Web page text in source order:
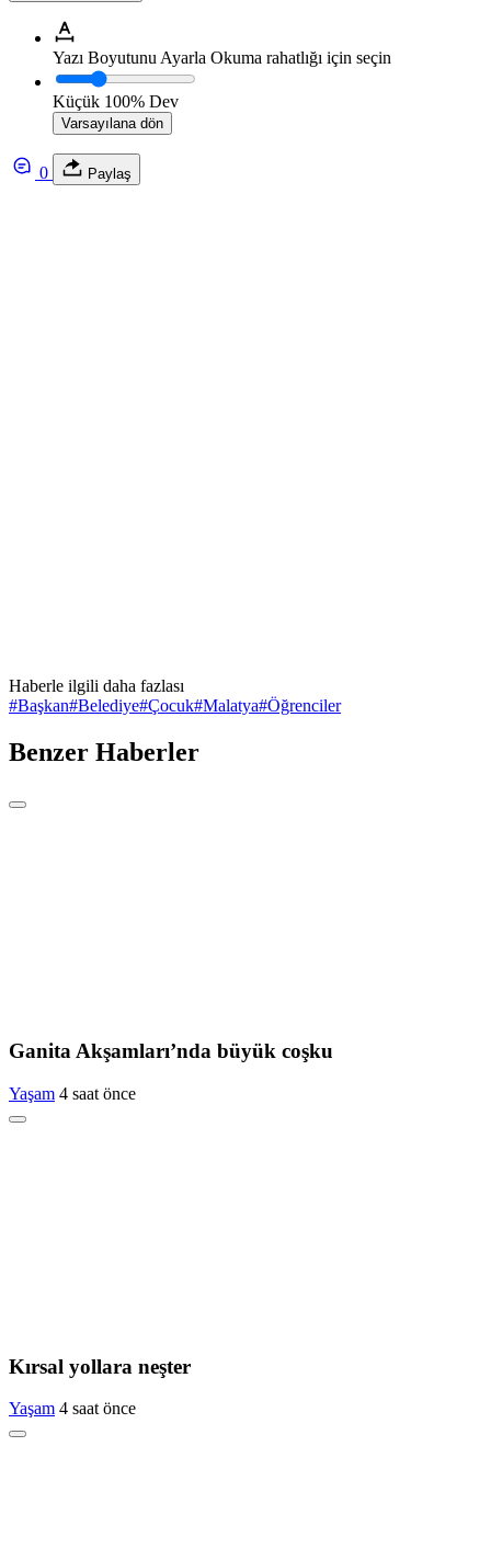
Yazı Boyutunu Ayarla Okuma rahatlığı için seçin
Küçük 100% Dev
Varsayılana dön
0 Paylaş
Haberle ilgili daha fazlası
#Başkan#Belediye#Çocuk#Malatya#Öğrenciler
Benzer Haberler
Ganita Akşamları’nda büyük coşku
Yaşam 4 saat önce
Kırsal yollara neşter
Yaşam 4 saat önce